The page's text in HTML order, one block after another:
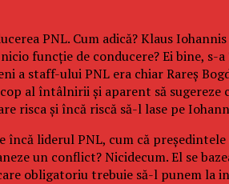
PNL. Cum adică? Klaus
funcție de conducere? Ei bine,
a staff-ului PNL era chiar Rareș
al întâlnirii și aparent să sugereze
risca și încă riscă să-l lase pe
liderul PNL, cum că
un conflict? Nicidecum. El se
obligatoriu trebuie să-l punem la